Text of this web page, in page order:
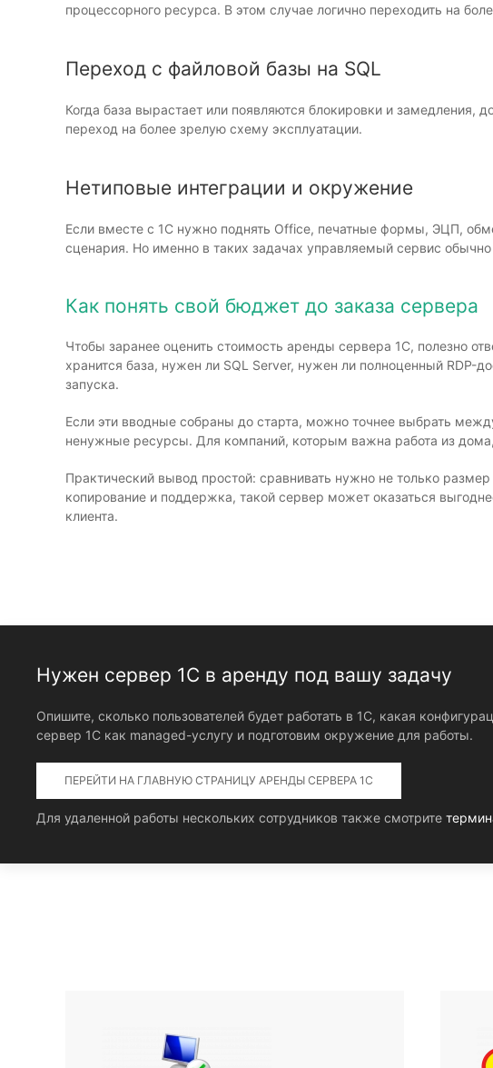
процессорного ресурса. В этом случае логично переходить на
Переход с файловой базы на SQL
Когда база вырастает или появляются блокировки и замедления,
переход на более зрелую схему эксплуатации.
Нетиповые интеграции и окружение
Если вместе с 1С нужно поднять Office, печатные формы, ЭЦП,
сценария. Но именно в таких задачах управляемый сервис
Как понять свой бюджет до заказа сервера
Чтобы заранее оценить стоимость аренды сервера 1С, полезно
хранится база, нужен ли SQL Server, нужен ли полноценный
запуска.
Если эти вводные собраны до старта, можно точнее выбрать
ненужные ресурсы. Для компаний, которым важна работа из
Практический вывод простой: сравнивать нужно не только
копирование и поддержка, такой сервер может оказаться
клиента.
Нужен сервер 1С в аренду под вашу задачу
Опишите, сколько пользователей будет работать в 1С, какая
сервер 1С как managed-услугу и подготовим окружение для работы.
ПЕРЕЙТИ НА ГЛАВНУЮ СТРАНИЦУ АРЕНДЫ СЕРВЕРА 1С
Для удаленной работы нескольких сотрудников также смотрите